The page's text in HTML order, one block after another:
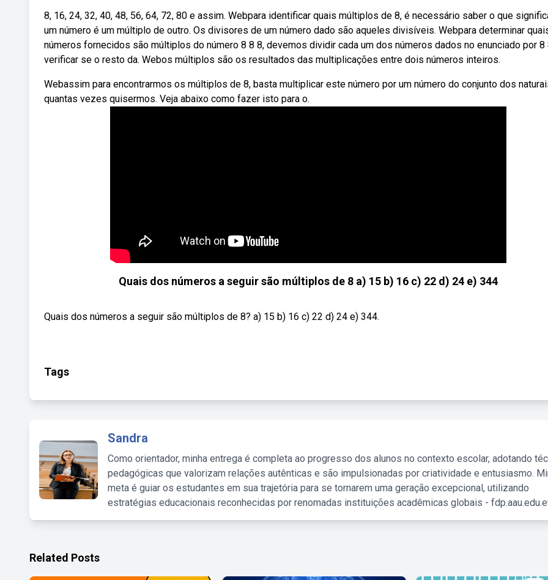
8, 16, 24, 32, 40, 48, 56, 64, 72, 80 e assim. Webpara identificar quais múltiplos de 8, é necessário saber o que
um número é um múltiplo de outro. Os divisores de um número dado são aqueles divisíveis. Webpara determinar
números fornecidos são múltiplos do número 8 8 8, devemos dividir cada um dos números dados no enunciado por 8
verificar se o resto da. Webos múltiplos são os resultados das multiplicações entre dois números inteiros.
Webassim para encontrarmos os múltiplos de 8, basta multiplicar este número por um número do conjunto dos
quantas vezes quisermos. Veja abaixo como fazer isto para o.
Quais dos números a seguir são múltiplos de 8 a) 15 b) 16 c) 22 d) 24 e) 344
Quais dos números a seguir são múltiplos de 8? a) 15 b) 16 c) 22 d) 24 e) 344.
Tags
Sandra
Como orientador, minha entrega é completa ao progresso dos alunos no contexto escolar, adotando
pedagógicas que valorizam relações autênticas e são impulsionadas por criatividade e entusiasmo.
meta é guiar os estudantes em sua trajetória para se tornarem uma geração excepcional, utilizando
estratégias educacionais reconhecidas por renomadas instituições acadêmicas globais -
Related Posts